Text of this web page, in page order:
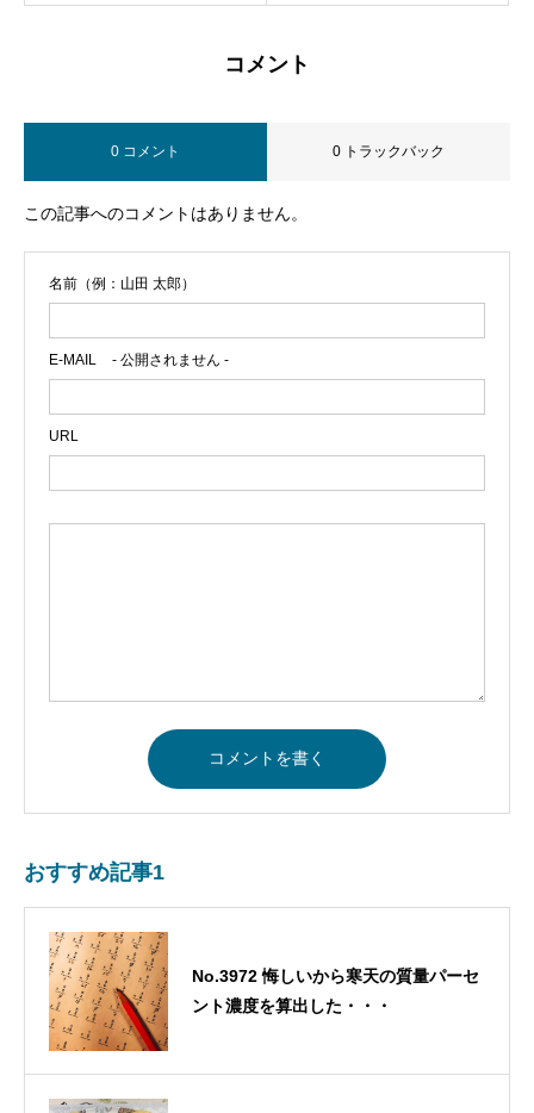
コメント
0 コメント 0 トラックバック
この記事へのコメントはありません。
名前（例：山田 太郎）
E-MAIL - 公開されません -
URL
おすすめ記事1
No.3972 悔しいから寒天の質量パーセ
ント濃度を算出した・・・